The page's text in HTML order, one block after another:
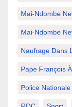
Mai-Ndombe
Mai-Ndombe
Naufrage Dans
Pape François
Police